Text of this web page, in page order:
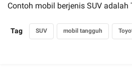
Contoh mobil berjenis SUV
Tag SUV mobil tangguh